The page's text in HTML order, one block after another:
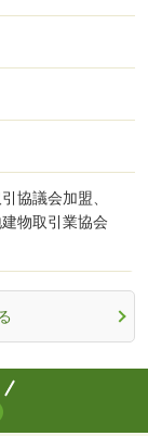
協議会加盟、
建物取引業協会